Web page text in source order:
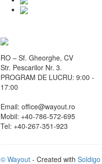
RO – Sf. Gheorghe, CV
Str. Pescarilor Nr. 3.
PROGRAM DE LUCRU: 9:00 -
17:00
Email: office@wayout.ro
Mobil: +40-786-572-695
Tel: +40-267-351-923
© Wayout - Created with Soldigo